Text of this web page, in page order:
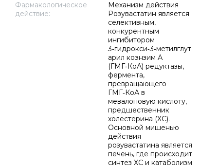
Фармакологическое
действие:
Механизм действия
Розувастатин является
селективным,
конкурентным
ингибитором
3‑гидрокси‑3‑метилглут
арил коэнзим А
(ГМГ‑КоА) редуктазы,
фермента,
превращающего
ГМГ‑КоА в
мевалоновую кислоту,
предшественник
холестерина (ХС).
Основной мишенью
действия
розувастатина является
печень, где происходит
синтез ХС и катаболизм